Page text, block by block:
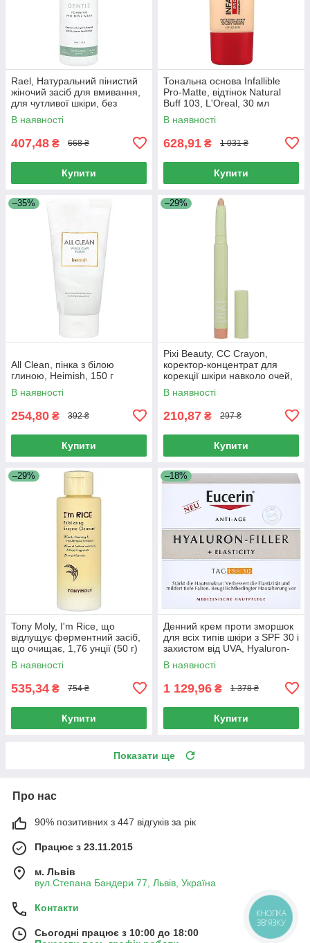
Rael, Натуральний пінистий
жіночий засіб для вмивання,
для чутливої ​​шкіри, без
запаху, 5 рідких унцій (150
мл)
В наявності
407,48 ₴ 668 ₴
Купити
Тональна основа Infallible
Pro-Matte, відтінок Natural
Buff 103, L'Oreal, 30 мл
В наявності
628,91 ₴ 1 031 ₴
Купити
–35%
All Clean, пінка з білою
глиною, Heimish, 150 г
В наявності
254,80 ₴ 392 ₴
Купити
–29%
Pixi Beauty, CC Crayon,
коректор-концентрат для
корекції шкіри навколо очей,
1,2 г (0,04 унції)
В наявності
210,87 ₴ 297 ₴
Купити
–29%
Tony Moly, I'm Rice, що
відлущує ферментний засіб,
що очищає, 1,76 унції (50 г)
В наявності
535,34 ₴ 754 ₴
Купити
–18%
Денний крем проти зморшок
для всіх типів шкіри з SPF 30 і
захистом від UVA, Hyaluron-
Filler + Elasticity Day SPF 30,
Eucerin, 50
В наявності
1 129,96 ₴ 1 378 ₴
Купити
Показати ще
Про нас
90% позитивних з 447 відгуків за рік
Працює з 23.11.2015
м. Львів
вул.Степана Бандери 77, Львів, Україна
Контакти
Сьогодні працює з 10:00 до 18:00
КНОПКА
ЗВ'ЯЗКУ